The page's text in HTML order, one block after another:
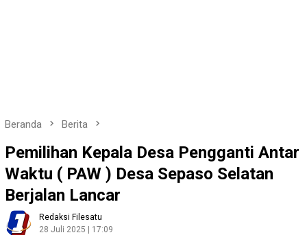
Beranda Berita
Pemilihan Kepala Desa Pengganti Antar
Waktu ( PAW ) Desa Sepaso Selatan
Berjalan Lancar
Redaksi Filesatu
28 Juli 2025 | 17:09